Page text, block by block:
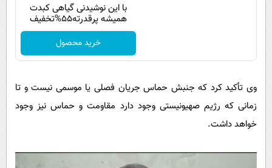
حوادث
محیط زیست
سلامت
بین الملل
روانشناسی
دانلود
با این نوشیدنی گیاهی کبدت
همیشه پرقدرته55%تخفیف
خرید محصول
وی تأکید کرد که جنبش حماس جریان فصلی یا موسمی نیست و تا
زمانی که رژیم صهیونیستی وجود دارد مقاومت و حماس نیز وجود
خواهد داشت.